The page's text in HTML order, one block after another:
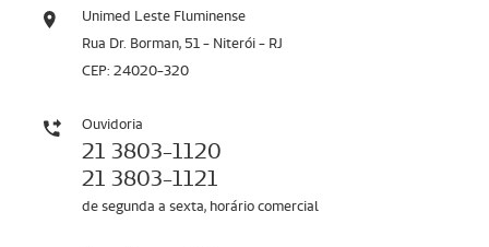
Unimed Leste Fluminense
Rua Dr. Borman, 51 - Niterói - RJ
CEP: 24020-320
Ouvidoria
21 3803-1120
21 3803-1121
de segunda a sexta, horário comercial